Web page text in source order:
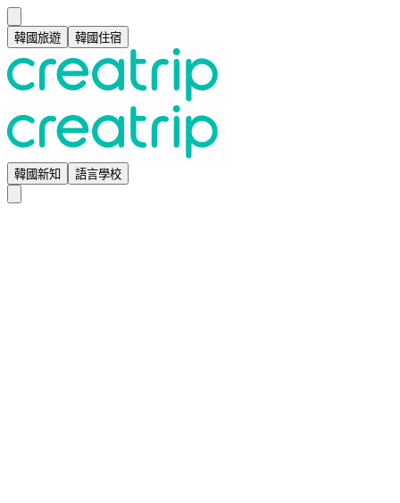
韓國旅遊 韓國住宿
韓國新知 語言學校